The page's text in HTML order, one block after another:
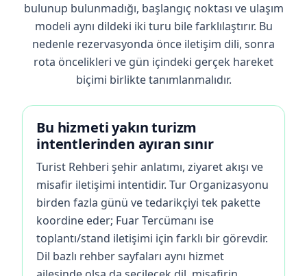
bulunup bulunmadığı, başlangıç noktası ve ulaşım
modeli aynı dildeki iki turu bile farklılaştırır. Bu
nedenle rezervasyonda önce iletişim dili, sonra
rota öncelikleri ve gün içindeki gerçek hareket
biçimi birlikte tanımlanmalıdır.
Bu hizmeti yakın turizm
intentlerinden ayıran sınır
Turist Rehberi şehir anlatımı, ziyaret akışı ve
misafir iletişimi intentidir. Tur Organizasyonu
birden fazla günü ve tedarikçiyi tek pakette
koordine eder; Fuar Tercümanı ise
toplantı/stand iletişimi için farklı bir görevdir.
Dil bazlı rehber sayfaları aynı hizmet